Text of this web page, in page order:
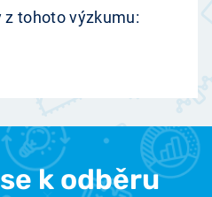
z tohoto výzkumu:
k odběru